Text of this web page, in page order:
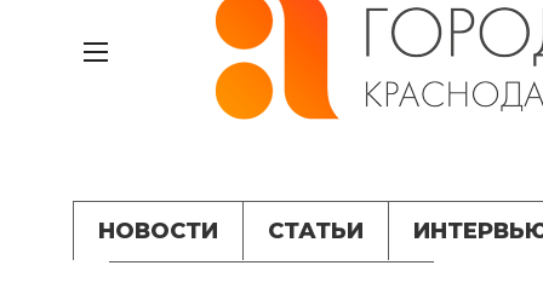
НОВОСТИ СТАТЬИ